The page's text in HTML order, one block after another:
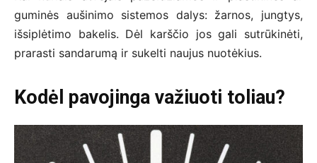
guminės aušinimo sistemos dalys: žarnos, jungtys,
išsiplėtimo bakelis. Dėl karščio jos gali sutrūkinėti,
prarasti sandarumą ir sukelti naujus nuotėkius.
Kodėl pavojinga važiuoti toliau?